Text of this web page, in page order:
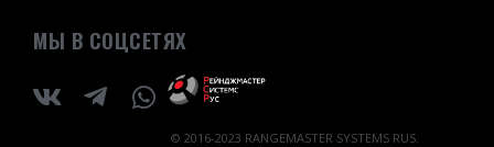
МЫ В СОЦСЕТЯХ
© 2016-2023 RANGEMASTER SYSTEMS RUS.